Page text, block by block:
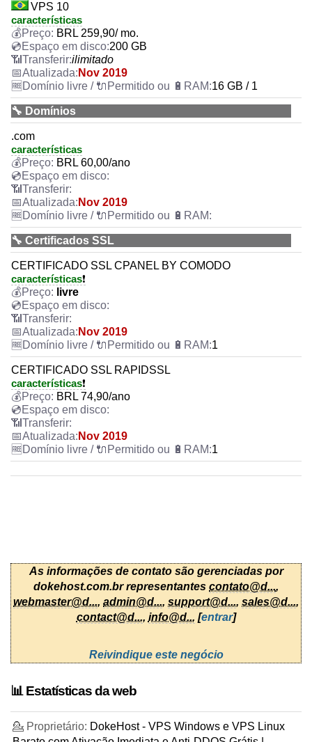
VPS 10
características
BRL 259,90/ mo.
200 GB
ilimitado
Nov 2019
16 GB / 1
🔧 Domínios
.com
características
BRL 60,00/ano
Nov 2019
🔧 Certificados SSL
CERTIFICADO SSL CPANEL BY COMODO
características❗
livre
Nov 2019
1
CERTIFICADO SSL RAPIDSSL
características❗
BRL 74,90/ano
Nov 2019
1
As informações de contato são gerenciadas por
dokehost.com.br representantes contato@d...,
webmaster@d..., admin@d..., support@d..., sales@d...,
contact@d..., info@d... [entrar]
Reivindique este negócio
📊 Estatísticas da web
💁 Proprietário: DokeHost - VPS Windows e VPS Linux